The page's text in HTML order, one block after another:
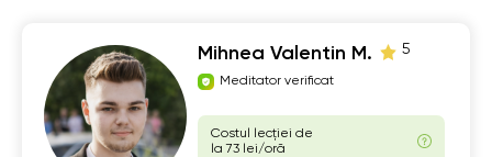
Mihnea Valentin M. 5
Meditator verificat
Costul lecției de
la 73 lei/oră